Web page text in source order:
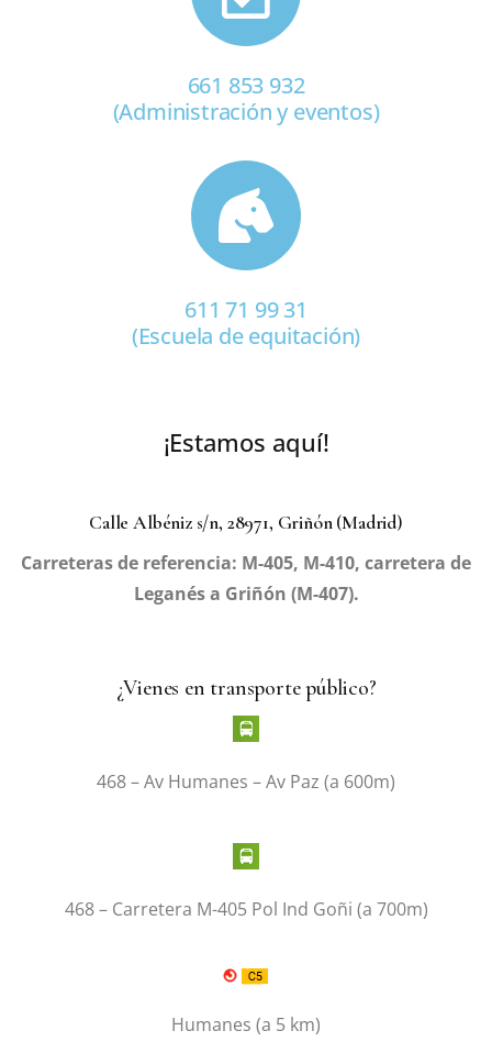
661 853 932
(Administración y eventos)
611 71 99 31
(Escuela de equitación)
¡Estamos aquí!
Calle Albéniz s/n, 28971, Griñón (Madrid)
Carreteras de referencia: M-405, M-410, carretera de
Leganés a Griñón (M-407).
¿Vienes en transporte público?
468 – Av Humanes – Av Paz (a 600m)
468 – Carretera M-405 Pol Ind Goñi (a 700m)
Humanes (a 5 km)